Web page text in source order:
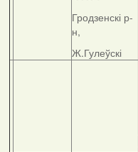
Гродзенскі р-
н,
Ж.Гулеўскі